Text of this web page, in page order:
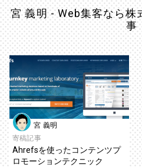
宮 義明 - Web集客なら
事
宮 義明
寄稿記事
Ahrefsを使ったコンテンツプ
ロモーションテクニック